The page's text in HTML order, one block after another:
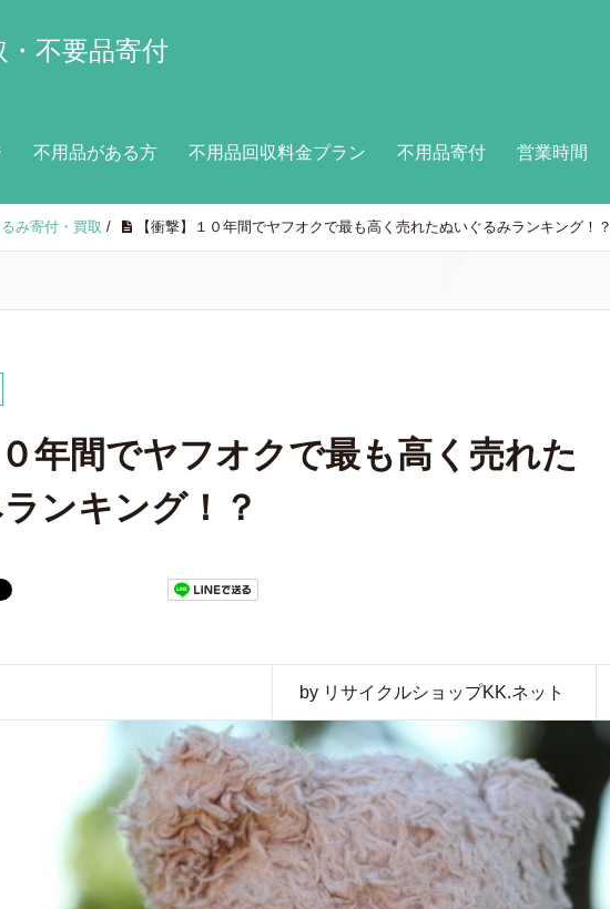
不要品寄付
不用品がある方 不用品回収料金プラン 不用品寄付 営業時間
み寄付・買取 / 【衝撃】１０年間でヤフオクで最も高く売れたぬいぐるみランキング！？
０年間でヤフオクで最も高く売れた
ンキング！？
by リサイクルショップKK.ネット